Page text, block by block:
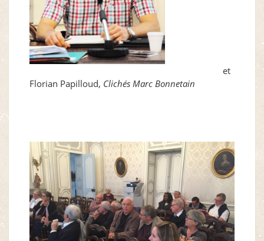
et
Florian Papilloud, Clichés Marc Bonnetain